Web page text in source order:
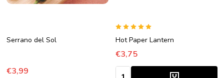
Serrano del Sol
€3,99
Hot Paper Lantern
€3,75
Aantal: